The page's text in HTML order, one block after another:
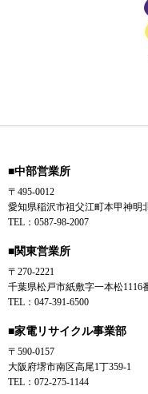
■中部営業所
〒495-0012
愛知県稲沢市祖父江町本甲神明
TEL：0587-98-2007
■関東営業所
〒270-2221
千葉県松戸市紙敷字一本松1116
TEL：047-391-6500
■家電リサイクル事業部
〒590-0157
大阪府堺市南区高尾1丁359-1
TEL：072-275-1144